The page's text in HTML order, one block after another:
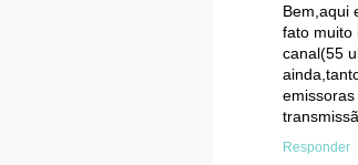
Bem,aqui
fato muito
canal(55
Responder